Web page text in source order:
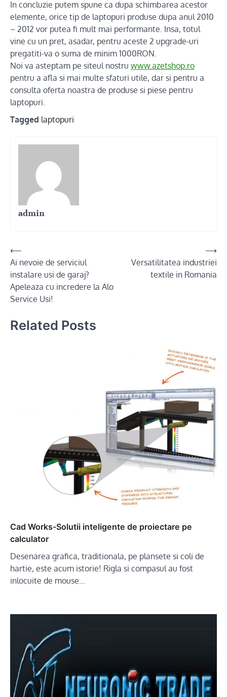
In concluzie putem spune ca dupa schimbarea acestor
elemente, orice tip de laptopuri produse dupa anul 2010
– 2012 vor putea fi mult mai performante. Insa, totul
vine cu un pret, asadar, pentru aceste 2 upgrade-uri
pregatiti-va o suma de minim 1000RON.
Noi va asteptam pe siteul nostru www.azetshop.ro
pentru a afla si mai multe sfaturi utile, dar si pentru a
consulta oferta noastra de produse si piese pentru
laptopuri.
Tagged laptopuri
admin
Post
navigation
⟵
Ai nevoie de serviciul
instalare usi de garaj?
Apeleaza cu incredere la Alo
Service Usi!
Versatilitatea industriei
textile in Romania
⟶
Related Posts
Cad Works-Solutii inteligente de proiectare pe
calculator
Desenarea grafica, traditionala, pe plansete si coli de
hartie, este acum istorie! Rigla si compasul au fost
inlocuite de mouse…